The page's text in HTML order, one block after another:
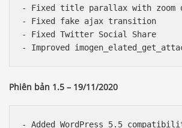
- Fixed title parallax with zoom
- Fixed fake ajax transition
- Fixed Twitter Social Share
Phiên bản 1.5 – 19/11/2020
- Added WordPress 5.5